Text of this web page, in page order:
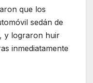
que los
sedán de
y lograron huir
inmediatamente